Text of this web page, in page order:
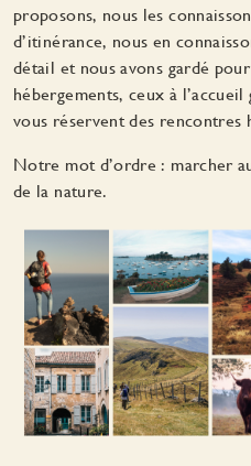
proposons, nous les
d’itinérance, nous en
détail et nous avons gardé
hébergements, ceux à
vous réservent des rencontres
Notre mot d’ordre : marcher
de la nature.